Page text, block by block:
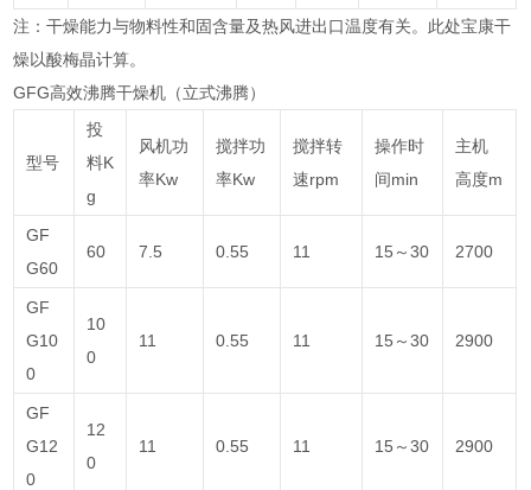
注：干燥能力与物料性和固含量及热风进出口温度有关。此处宝康干
燥以酸梅晶计算。
GFG高效沸腾干燥机（立式沸腾）
型号
投
料K
g
风机功
率Kw
搅拌功
率Kw
搅拌转
速rpm
操作时
间min
主机
高度m
GF
G60
60 7.5 0.55 11 15～30 2700
GF
G10
0
10
0
11 0.55 11 15～30 2900
GF
G12
0
12
0
11 0.55 11 15～30 2900